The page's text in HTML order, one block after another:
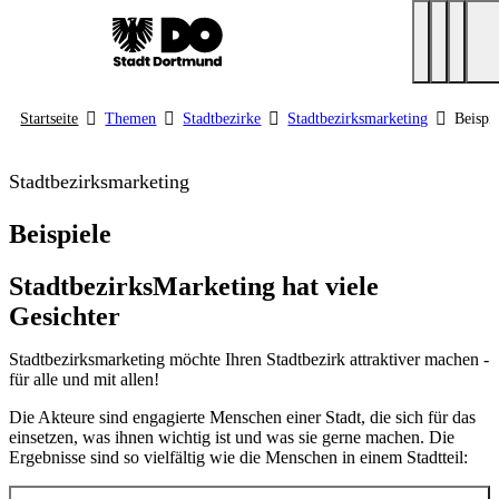
Startseite Themen Stadtbezirke Stadtbezirksmarketing
Stadtbezirksmarketing
Beispiele
StadtbezirksMarketing hat viele
Gesichter
Stadtbezirksmarketing möchte Ihren Stadtbezirk attraktiver machen -
für alle und mit allen!
Die Akteure sind engagierte Menschen einer Stadt, die sich für das
einsetzen, was ihnen wichtig ist und was sie gerne machen. Die
Ergebnisse sind so vielfältig wie die Menschen in einem Stadtteil: